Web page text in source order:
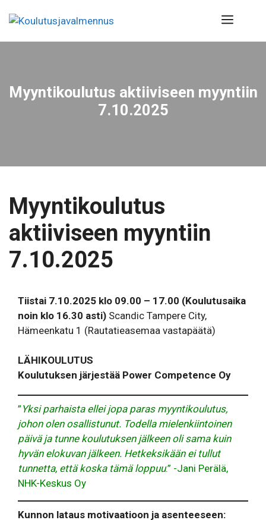
sisältöön
Myyntikoulutus aktiiviseen myyntiin
7.10.2025
Myyntikoulutus
aktiiviseen myyntiin
7.10.2025
Tiistai 7.10.2025 klo 09.00 – 17.00 (Koulutusaika
noin klo 16.30 asti) Scandic Tampere City,
Hämeenkatu 1 (Rautatieasemaa vastapäätä)
LÄHIKOULUTUS
Koulutuksen järjestää Power Competence Oy
” Yksi parhaista ellei jopa paras myyntikoulutus,
johon olen osallistunut. Todella mielenkiintoinen
päivä ja tunne koulutuksen jälkeen oli sama kuin
hyvän elokuvan jälkeen. Hetkeksikään ei tullut
tunnetta, että koska tämä loppuu.” -Jani Perälä,
NHK-Keskus Oy
Kunnon lataus motivaatioon ja asenteeseen: